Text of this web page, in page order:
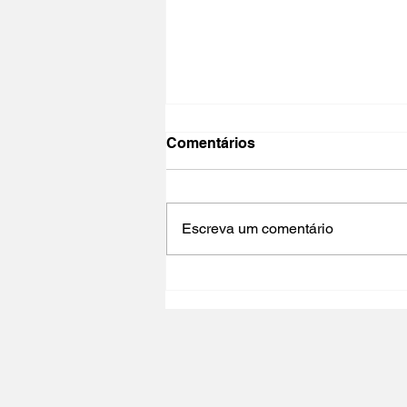
Comentários
Escreva um comentário